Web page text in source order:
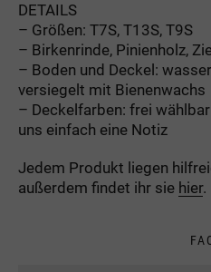
DETAILS
– Größen: T7S, T13S, T9S
– Birkenrinde, Pinienholz,
– Boden und Deckel:
versiegelt mit Bienenwachs
– Deckelfarben: frei
uns einfach eine Notiz
Jedem Produkt liegen
außerdem findet ihr sie hier.